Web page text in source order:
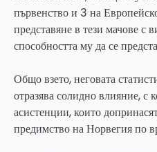
първенство и 3 на
представяне в тези мачове с
способността му да се
Общо взето, неговата
отразява солидно влияние, с
асистенции, които
предимство на Норвегия по